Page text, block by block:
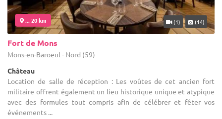
... 20 km (1) (14)
Fort de Mons
Mons-en-Baroeul - Nord (59)
Château
Location de salle de réception : Les voûtes de cet ancien fort
militaire offrent également un lieu historique unique et atypique
avec des formules tout compris afin de célébrer et fêter vos
événements ...